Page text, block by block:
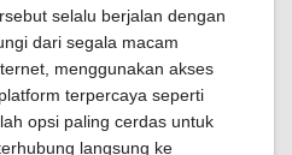
selalu berjalan dengan
dari segala macam
menggunakan akses
terpercaya seperti
opsi paling cerdas untuk
langsung ke